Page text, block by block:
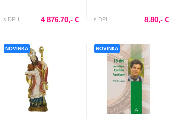
s DPH 4 876.70,- € s DPH 8.80,- €
NOVINKA NOVINKA